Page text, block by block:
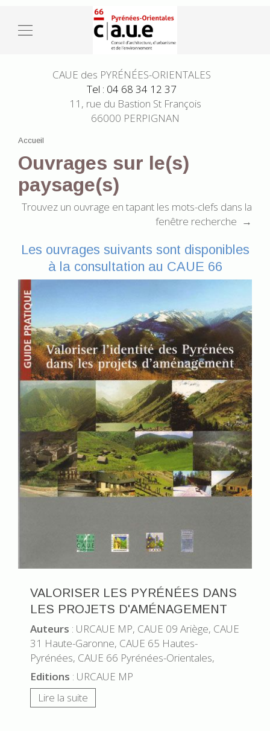
CAUE des PYRÉNÉES-ORIENTALES
Tel : 04 68 34 12 37
11, rue du Bastion St François
66000 PERPIGNAN
Accueil
Ouvrages sur le(s)
paysage(s)
Trouvez un ouvrage en tapant les mots-clefs dans la
fenêtre recherche →
Les ouvrages suivants sont disponibles
à la consultation au CAUE 66
VALORISER LES PYRÉNÉES DANS
LES PROJETS D'AMÉNAGEMENT
Auteurs : URCAUE MP, CAUE 09 Ariège, CAUE
31 Haute-Garonne, CAUE 65 Hautes-
Pyrénées, CAUE 66 Pyrénées-Orientales,
Editions : URCAUE MP
Lire la suite